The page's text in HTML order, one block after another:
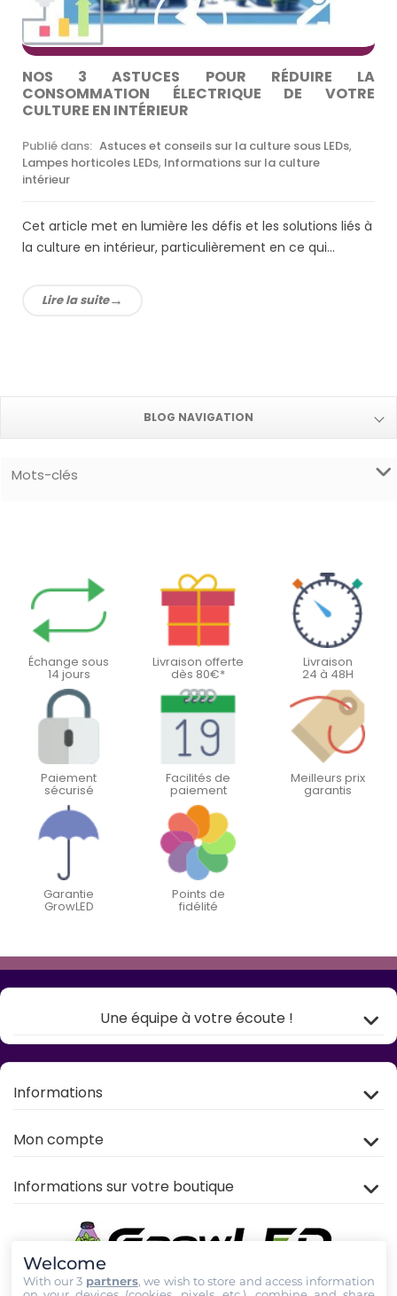
NOS 3 ASTUCES POUR RÉDUIRE LA
CONSOMMATION ÉLECTRIQUE DE VOTRE
CULTURE EN INTÉRIEUR
Publié dans: Astuces et conseils sur la culture sous LEDs,
Lampes horticoles LEDs, Informations sur la culture
intérieur
Cet article met en lumière les défis et les solutions liés à
la culture en intérieur, particulièrement en ce qui...
Lire la suite
BLOG NAVIGATION
Mots-clés
Échange sous
14 jours
Livraison offerte
dès 80€*
Livraison
24 à 48H
Paiement
sécurisé
Facilités de
paiement
Meilleurs prix
garantis
Garantie
GrowLED
Points de
fidélité
Une équipe à votre écoute !
Informations
Mon compte
Informations sur votre boutique
Welcome
With our 3 partners, we wish to store and access information